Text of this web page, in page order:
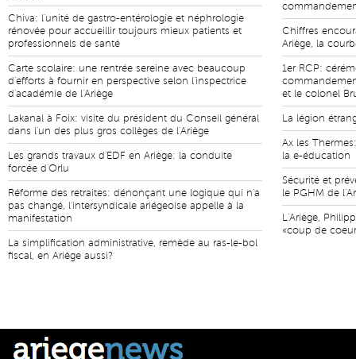
Chiva: l'unité de gastro-entérologie et néphrologie
rénovée pour accueillir toujours mieux patients et
professionnels de santé
Carte scolaire: une rentrée sereine avec beaucoup
d'efforts à fournir en perspective selon l'inspectrice
d'académie de l'Ariège
Lakanal à Foix: visite du président du Conseil général
dans l'un des plus gros collèges de l'Ariège
Les grands travaux d'EDF en Ariège: la conduite
forcée d'Orlu
Réforme des retraites: dénonçant une logique qui n'a
pas changé, l'intersyndicale ariégeoise appelle à la
manifestation
La simplification administrative, remède au ras-le-bol
fiscal, en Ariège aussi?
Chiffres
Ariège, la
1er RCP:
et le colonel
La légion
Ax les
la e-éducation
Sécurité et
le PGHM de
L'Ariège,
«coup de